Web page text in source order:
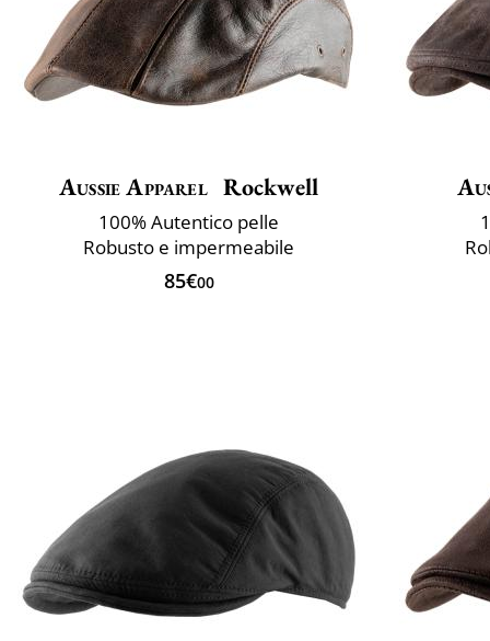
Aussie Apparel Rockwell
100% Autentico pelle
Robusto e impermeabile
85€00